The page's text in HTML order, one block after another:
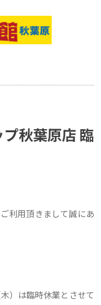
秋葉原店 臨
利用頂きまして誠にあ
）は臨時休業とさせて